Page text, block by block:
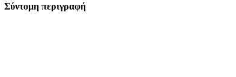
Σύντομη περιγραφή